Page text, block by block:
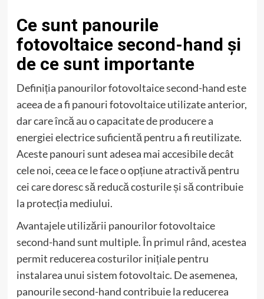
Ce sunt panourile
fotovoltaice second-hand și
de ce sunt importante
Definiția panourilor fotovoltaice second-hand este
aceea de a fi panouri fotovoltaice utilizate anterior,
dar care încă au o capacitate de producere a
energiei electrice suficientă pentru a fi reutilizate.
Aceste panouri sunt adesea mai accesibile decât
cele noi, ceea ce le face o opțiune atractivă pentru
cei care doresc să reducă costurile și să contribuie
la protecția mediului.
Avantajele utilizării panourilor fotovoltaice
second-hand sunt multiple. În primul rând, acestea
permit reducerea costurilor inițiale pentru
instalarea unui sistem fotovoltaic. De asemenea,
panourile second-hand contribuie la reducerea